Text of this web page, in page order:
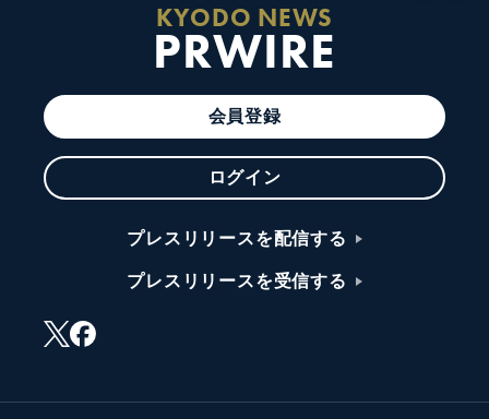
KYODO NEWS
PRWIRE
会員登録
ログイン
プレスリリースを配信する
プレスリリースを受信する